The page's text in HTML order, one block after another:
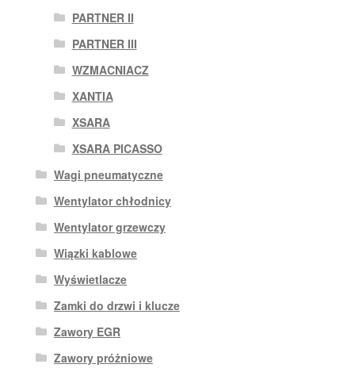
PARTNER II
PARTNER III
WZMACNIACZ
XANTIA
XSARA
XSARA PICASSO
Wagi pneumatyczne
Wentylator chłodnicy
Wentylator grzewczy
Wiązki kablowe
Wyświetlacze
Zamki do drzwi i klucze
Zawory EGR
Zawory próżniowe